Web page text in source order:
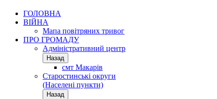
ГОЛОВНА
ВІЙНА
Мапа повітряних тривог
ПРО ГРОМАДУ
Aдміністративний центр
Назад
смт Макарів
Старостинські округи
(Населені пункти)
Назад